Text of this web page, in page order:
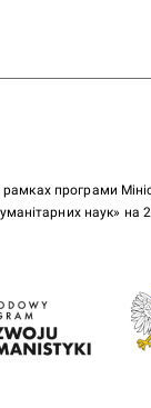
програми
наук» на